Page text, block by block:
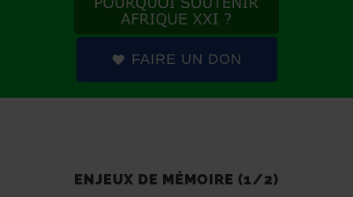
FAIRE UN DON
ENJEUX DE MÉMOIRE (1/2)